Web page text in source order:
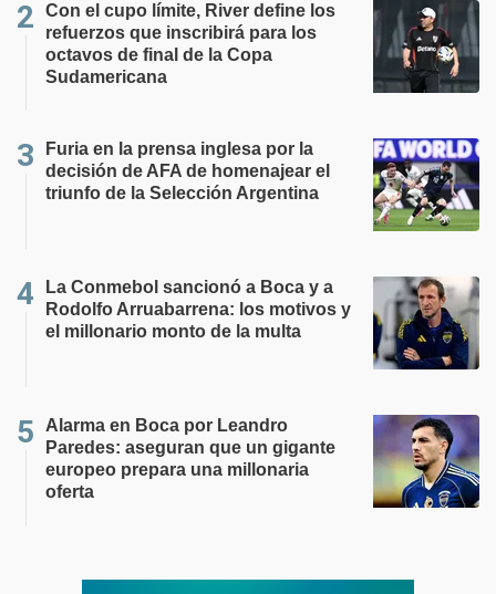
Con el cupo límite, River define los
refuerzos que inscribirá para los
octavos de final de la Copa
Sudamericana
Furia en la prensa inglesa por la
decisión de AFA de homenajear el
triunfo de la Selección Argentina
La Conmebol sancionó a Boca y a
Rodolfo Arruabarrena: los motivos y
el millonario monto de la multa
Alarma en Boca por Leandro
Paredes: aseguran que un gigante
europeo prepara una millonaria
oferta